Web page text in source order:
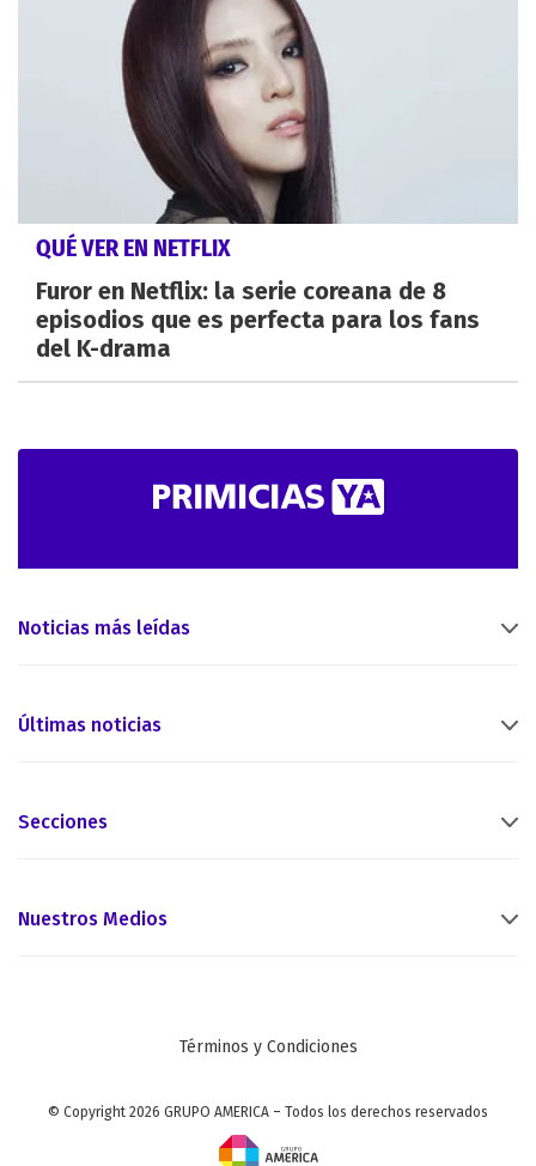
QUÉ VER EN NETFLIX
Furor en Netflix: la serie coreana de 8
episodios que es perfecta para los fans
del K-drama
Noticias más leídas
Últimas noticias
Secciones
Nuestros Medios
Términos y Condiciones
© Copyright 2026 GRUPO AMERICA – Todos los derechos reservados